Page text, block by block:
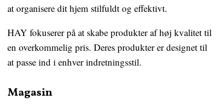
at organisere dit hjem stilfuldt og effektivt.
HAY fokuserer på at skabe produkter af høj kvalitet til
en overkommelig pris. Deres produkter er designet til
at passe ind i enhver indretningsstil.
Magasin